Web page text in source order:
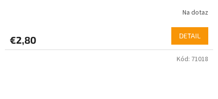
Na dotaz
€2,80 DETAIL
Kód: 71018